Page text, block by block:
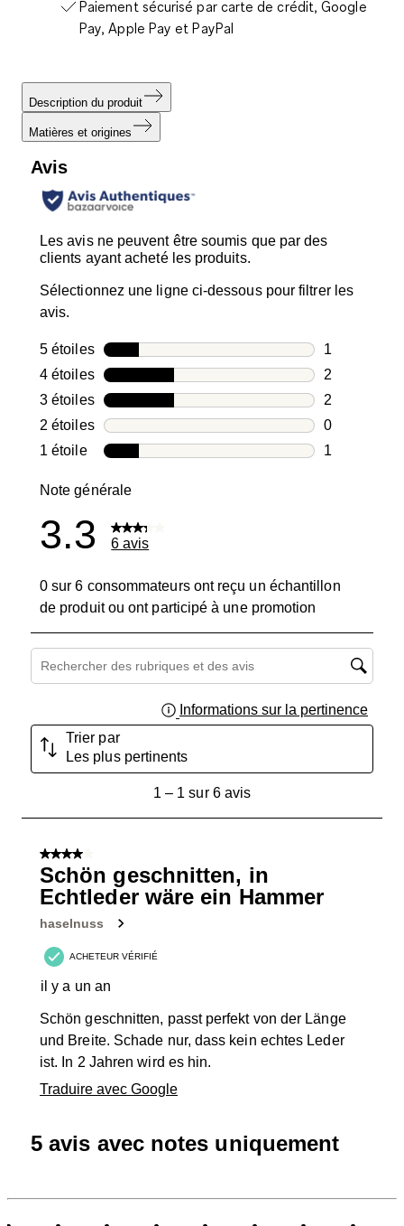
Paiement sécurisé par carte de crédit, Google
Pay, Apple Pay et PayPal
Description du produit
Matières et origines
Avis
Les avis ne peuvent être soumis que par des
clients ayant acheté les produits.
Sélectionnez une ligne ci-dessous pour filtrer les
avis.
5 étoilesétoiles
1
1 avis avec
4 étoilesétoiles
2
2 avis avec
3 étoilesétoiles
2
2 avis avec
2 étoilesétoiles
0
0 avis avec
1 étoileétoiles
1
Note générale
3.3 6 avis
0 sur 6 consommateurs ont reçu un échantillon
de produit ou ont participé à une promotion
Zone de recherche de sujet et d'avis
Informations sur la pertinence
Trier par
Les plus pertinents
sur
avis.
1– 1 sur 6 avis
4 sur 5 étoiles.
Schön geschnitten, in
Echtleder wäre ein Hammer
haselnuss
ACHETEUR VÉRIFIÉ
il y a un an
Schön geschnitten, passt perfekt von der Länge
und Breite. Schade nur, dass kein echtes Leder
ist. In 2 Jahren wird es hin.
Traduire avec Google
5 avis avec notes uniquement